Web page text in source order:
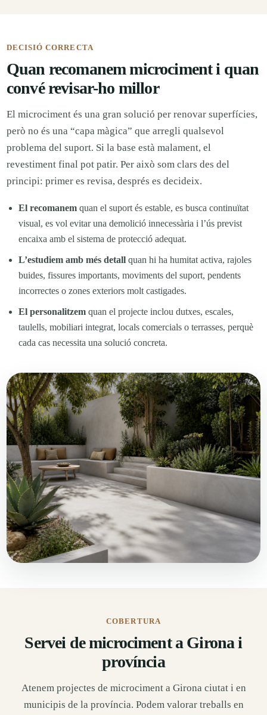
DECISIÓ CORRECTA
Quan recomanem microciment i quan
convé revisar-ho millor
El microciment és una gran solució per renovar superfícies,
però no és una “capa màgica” que arregli qualsevol
problema del suport. Si la base està malament, el
revestiment final pot patir. Per això som clars des del
principi: primer es revisa, després es decideix.
El recomanem quan el suport és estable, es busca continuïtat
visual, es vol evitar una demolició innecessària i l’ús previst
encaixa amb el sistema de protecció adequat.
L’estudiem amb més detall quan hi ha humitat activa, rajoles
buides, fissures importants, moviments del suport, pendents
incorrectes o zones exteriors molt castigades.
El personalitzem quan el projecte inclou dutxes, escales,
taulells, mobiliari integrat, locals comercials o terrasses, perquè
cada cas necessita una solució concreta.
COBERTURA
Servei de microciment a Girona i
província
Atenem projectes de microciment a Girona ciutat i en
municipis de la província. Podem valorar treballs en